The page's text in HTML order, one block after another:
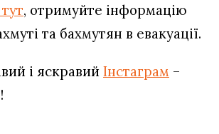
, отримуйте інформацію
та бахмутян в евакуації.
і яскравий Інстаграм –